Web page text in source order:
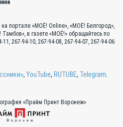
портале «МОЁ! Online», «МОЁ! Белгород»,
в газете «МОЁ!» обращайтесь по
267-94-10, 267-94-08, 267-94-07, 267-94-06
, YouTube, RUTUBE, Telegram
«Прайм Принт Воронеж»